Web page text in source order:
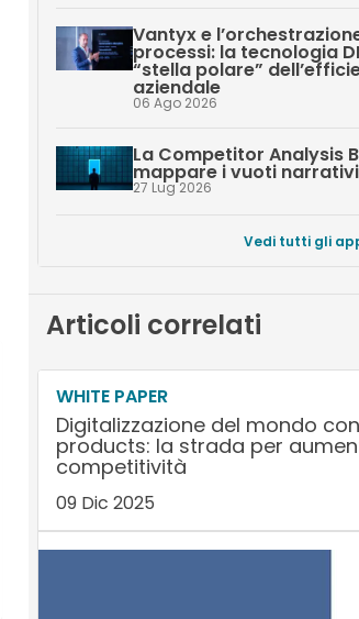
Vantyx e
processi: la tecnologia
“stella polare”
aziendale
06 Ago 2026
La Competitor Analysis
mappare i vuoti
27 Lug 2026
Vedi tutti gli
Articoli correlati
WHITE PAPER
Digitalizzazione del mondo
products: la strada per
competitività
09 Dic 2025